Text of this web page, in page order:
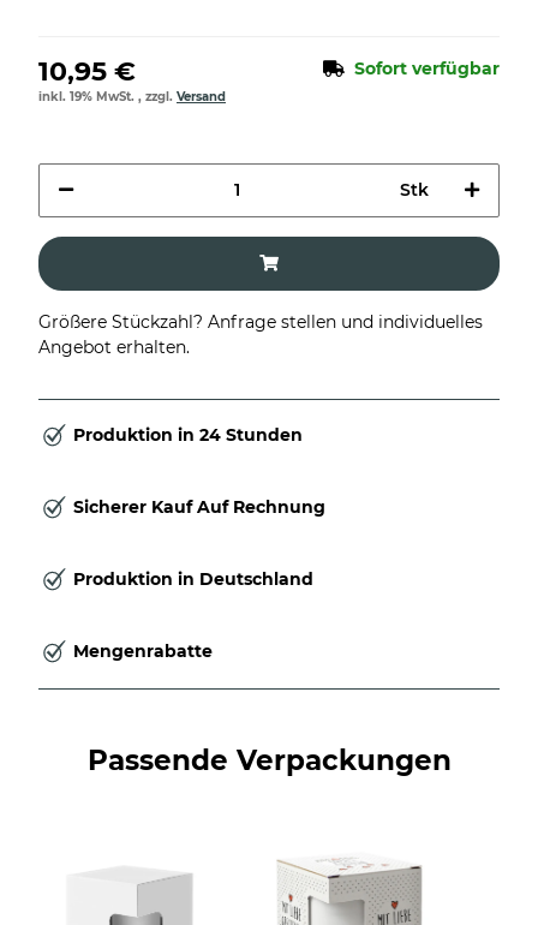
10,95 € Sofort verfügbar
inkl. 19% MwSt. , zzgl. Versand
Stk
Größere Stückzahl? Anfrage stellen und individuelles
Angebot erhalten.
Produktion in 24 Stunden
Sicherer Kauf Auf Rechnung
Produktion in Deutschland
Mengenrabatte
Passende Verpackungen